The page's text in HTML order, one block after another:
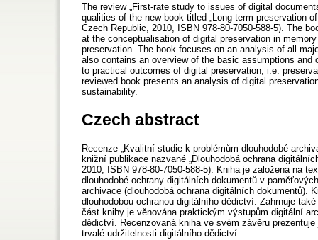
The review „First-rate study to issues of digital
qualities of the new book titled „Long-term preservation
Czech Republic, 2010, ISBN 978-80-7050-588-5). The
at the conceptualisation of digital preservation in
preservation. The book focuses on an analysis of all
also contains an overview of the basic assumptions
to practical outcomes of digital preservation, i.e.
reviewed book presents an analysis of digital
sustainability.
Czech abstract
Recenze „Kvalitní studie k problémům dlouhodobé
knižní publikace nazvané „Dlouhodobá ochrana
2010, ISBN 978-80-7050-588-5). Kniha je založena na
dlouhodobé ochrany digitálních dokumentů v
archivace (dlouhodobá ochrana digitálních
dlouhodobou ochranou digitálního dědictví. Zahrnuje
část knihy je věnována praktickým výstupům digitální
dědictví. Recenzovaná kniha ve svém závěru
trvalé udržitelnosti digitálního dědictví.